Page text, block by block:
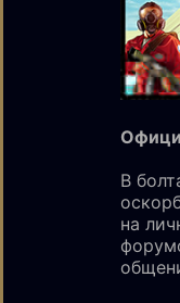
В
на